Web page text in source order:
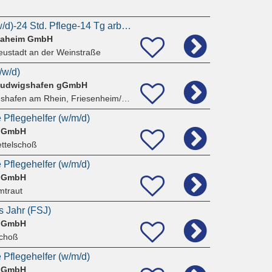
Pflegehilfskraft (m/w/d)-24 Std. Pflege-14 Tg arbeiten-14 Tg frei
GmbH
an der Weinstraße
d)
gGmbH
am Rhein, Friesenheim/Nord
(w/m/d)
(w/m/d)
Jahr (FSJ)
(w/m/d)